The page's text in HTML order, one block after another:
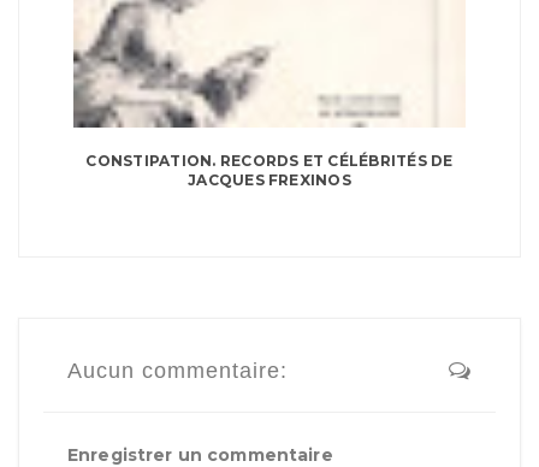
CONSTIPATION. RECORDS ET CÉLÉBRITÉS DE
JACQUES FREXINOS
Aucun commentaire:
Enregistrer un commentaire